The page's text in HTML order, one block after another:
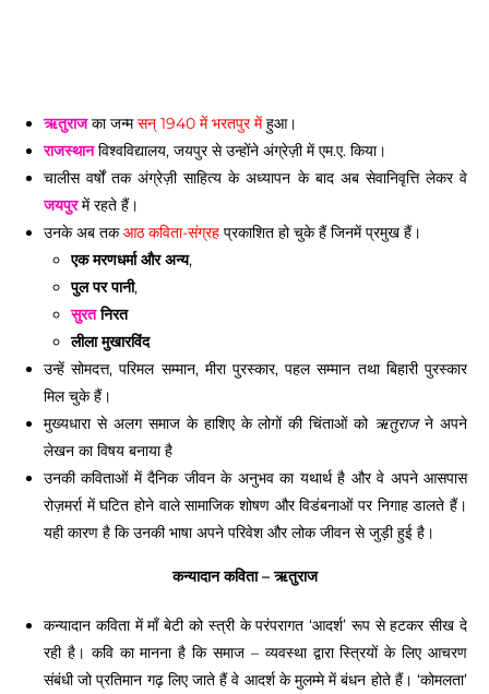
ऋतुराजका जन्मसन् 1940 में भरतपुर मेंहुआ।
राजस्थानविश्वविद्यालय, जयपुर से उन्होंने अंग्रेज़ी में एम.ए. किया।
चालीस वर्षों तक अंग्रेज़ी साहित्य के अध्यापन के बाद अब सेवानिवृत्ति लेकर वे
जयपुरमें रहते हैं।
उनके अब तकआठ कविता-संग्रह प्रकाशित हो चुके हैं जिनमें प्रमुख हैं।
एक मरणधर्मा और अन्य,
पुल पर पानी,
सुरतनिरत
लीला मुखारविंद
उन्हें सोमदत्त, परिमल सम्मान, मीरा पुरस्कार, पहल सम्मान तथा बिहारी पुरस्कार
मिल चुके हैं।
मुख्यधारा से अलग समाज के हाशिए के लोगों की चिंताओं को ऋतुराजने अपने
लेखन का विषय बनाया है
उनकी कविताओं में दैनिक जीवन के अनुभव का यथार्थ है और वे अपने आसपास
रोज़मर्रा में घटित होने वाले सामाजिक शोषण और विडंबनाओं पर निगाह डालते हैं।
यही कारण है कि उनकी भाषा अपने परिवेश और लोक जीवन से जुड़ी हुई है।
कन्यादान कविता – ऋतुराज
कन्यादान कविता में माँ बेटी को स्त्री के परंपरागत ‘आदर्श’ रूप से हटकर सीख दे
रही है। कवि का मानना है कि समाज – व्यवस्था द्वारा स्त्रियों के लिए आचरण
संबंधी जो प्रतिमान गढ़ लिए जाते हैं वे आदर्श के मुलम्मे में बंधन होते हैं। ‘कोमलता’